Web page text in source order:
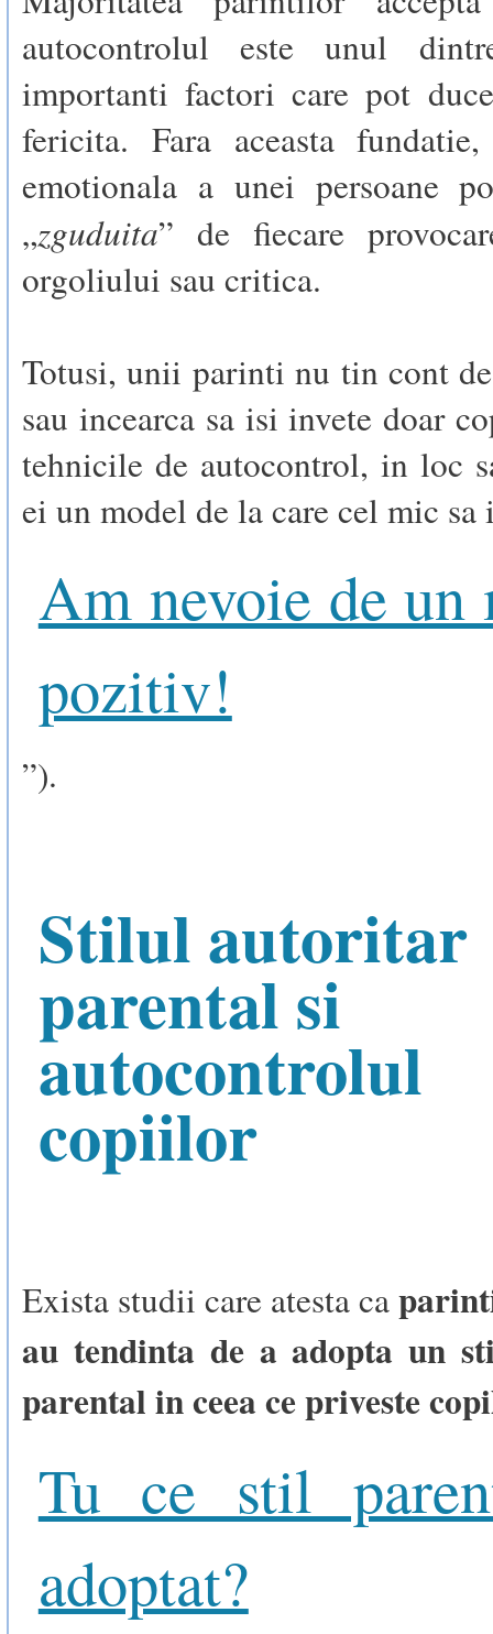
autocontrolul este unul
importanti factori care pot
fericita. Fara aceasta
emotionala a unei persoane
„zguduita” de fiecare
orgoliului sau critica.
Totusi, unii parinti nu tin cont
sau incearca sa isi invete doar
tehnicile de autocontrol, in loc
ei un model de la care cel mic sa
Am nevoie de un
pozitiv!
”).
Stilul autoritar
parental si
autocontrolul
copiilor
Exista studii care atesta ca
au tendinta de a adopta un
parental in ceea ce priveste
Tu ce stil
adoptat?